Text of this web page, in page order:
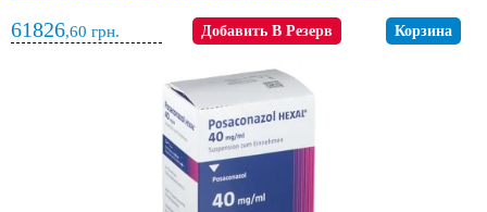
61826,60 грн. Добавить В Резерв Корзина